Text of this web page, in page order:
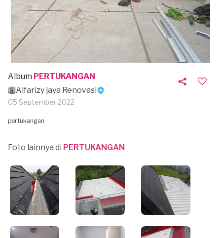
Album PERTUKANGAN
Alfarizy jaya Renovasi
05 September 2022
pertukangan
Foto lainnya di PERTUKANGAN